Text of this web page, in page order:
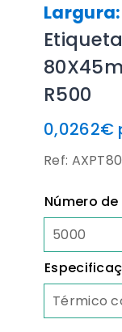
R500
0,0262€
Ref:
Número